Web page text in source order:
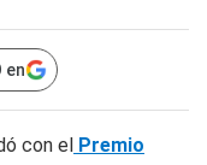
en
con el Premio